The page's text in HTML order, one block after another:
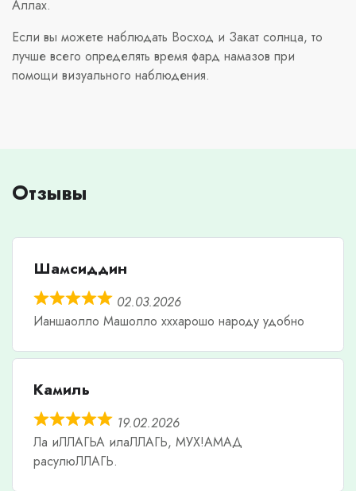
Аллах.
Если вы можете наблюдать Восход и Закат солнца, то
лучше всего определять время фард намазов при
помощи визуального наблюдения.
Отзывы
Шамсиддин
02.03.2026
Ианшаолло Машолло хххарошо народу удобно
Камиль
19.02.2026
Ла иЛЛАГЬА илаЛЛАГЬ, МУХ!АМАД
расулюЛЛАГЬ.